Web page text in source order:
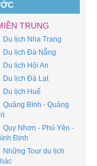
TRUNG
Du lịch Nha Trang
Du lịch Đà Nẵng
Du lịch Hội An
Du lịch Đà Lạt
Du lịch Huế
Quảng Bình - Quảng
Quy Nhơn - Phú Yên -
Định
Những Tour du lịch